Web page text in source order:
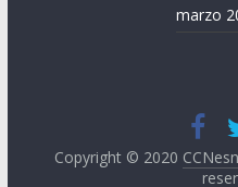
marzo
Copyright © 2020